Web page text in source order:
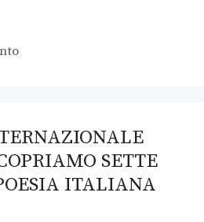
SETTE
ITALIANA